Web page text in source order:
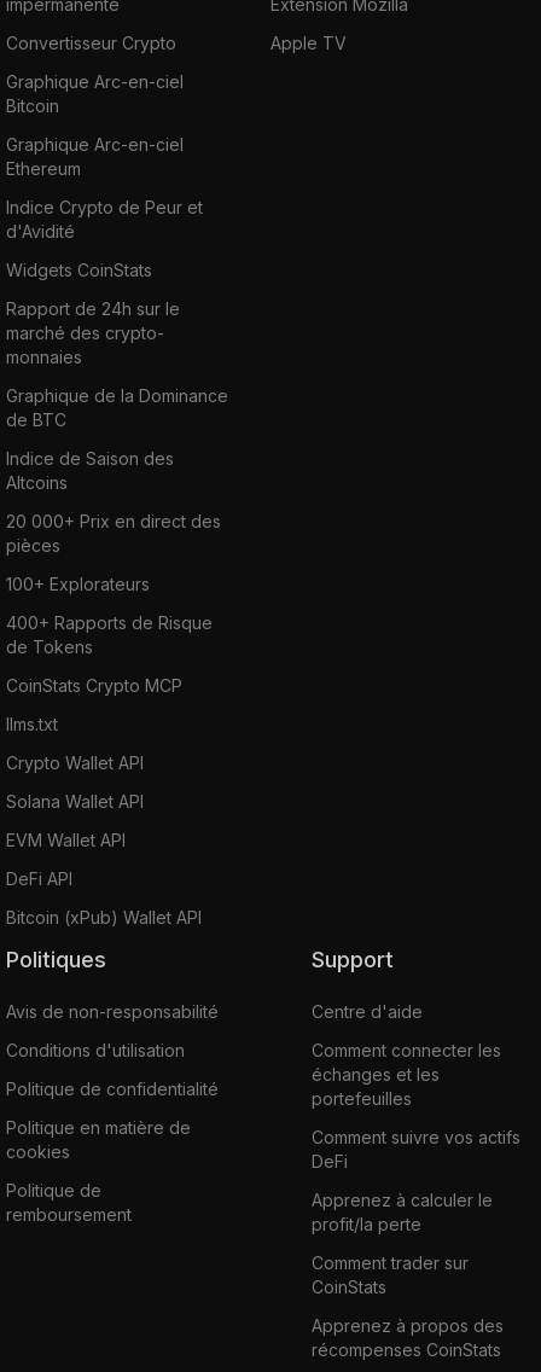
Convertisseur Crypto
Graphique Arc-en-ciel
Bitcoin
Graphique Arc-en-ciel
Ethereum
Indice Crypto de Peur et
d'Avidité
Widgets CoinStats
Rapport de 24h sur le
marché des crypto-
monnaies
Graphique de la Dominance
de BTC
Indice de Saison des
Altcoins
20 000+ Prix en direct des
pièces
100+ Explorateurs
400+ Rapports de Risque
de Tokens
CoinStats Crypto MCP
llms.txt
Crypto Wallet API
Solana Wallet API
EVM Wallet API
DeFi API
Bitcoin (xPub) Wallet API
Apple TV
Politiques
Avis de non-responsabilité
Conditions d'utilisation
Politique de confidentialité
Politique en matière de
cookies
Politique de
remboursement
Support
Centre d'aide
Comment connecter les
échanges et les
portefeuilles
Comment suivre vos actifs
DeFi
Apprenez à calculer le
profit/la perte
Comment trader sur
CoinStats
Apprenez à propos des
récompenses CoinStats